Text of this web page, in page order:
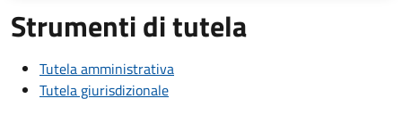
Strumenti di tutela
Tutela amministrativa
Tutela giurisdizionale